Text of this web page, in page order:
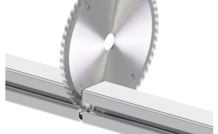
Система V-паза NEW!
Алюминиевые промышленные ограждения
Алюминиевая промышленная мебель
Крейты и кассеты Subrack systems
Профиль строительного назначения
Радиаторный алюминиевый профиль NEW!
Лист алюминиевый